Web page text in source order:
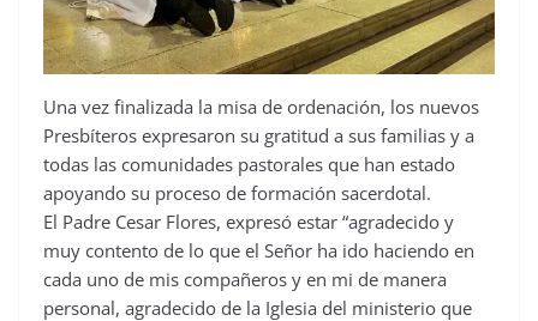
Una vez finalizada la misa de ordenación, los nuevos
Presbíteros expresaron su gratitud a sus familias y a
todas las comunidades pastorales que han estado
apoyando su proceso de formación sacerdotal.
El Padre Cesar Flores, expresó estar “agradecido y
muy contento de lo que el Señor ha ido haciendo en
cada uno de mis compañeros y en mi de manera
personal, agradecido de la Iglesia del ministerio que